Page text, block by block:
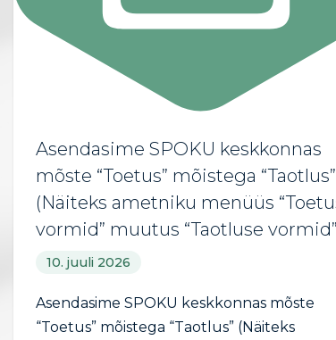
Asendasime SPOKU keskkonnas
mõste “Toetus” mõistega “Taotlus”
(Näiteks ametniku menüüs
vormid” muutus “Taotluse
10. juuli 2026
Asendasime SPOKU keskkonnas mõste
“Toetus” mõistega “Taotlus” (Näiteks